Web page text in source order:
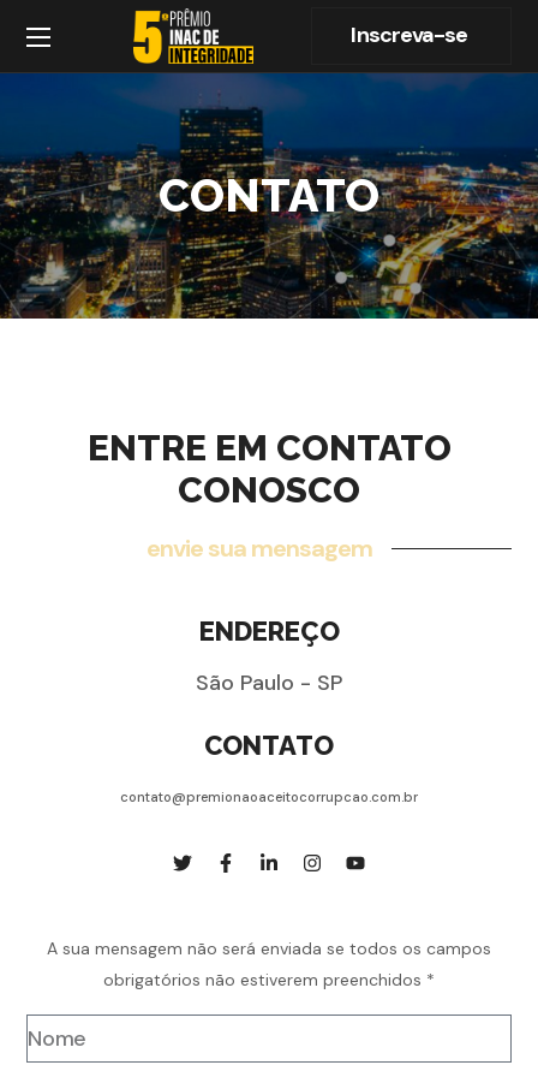
Inscreva-se
CONTATO
envie sua mensagem
ENTRE EM CONTATO
CONOSCO
ENDEREÇO
São Paulo - SP
CONTATO
contato@premionaoaceitocorrupcao.com.br
A sua mensagem não será enviada se todos os campos
obrigatórios não estiverem preenchidos *